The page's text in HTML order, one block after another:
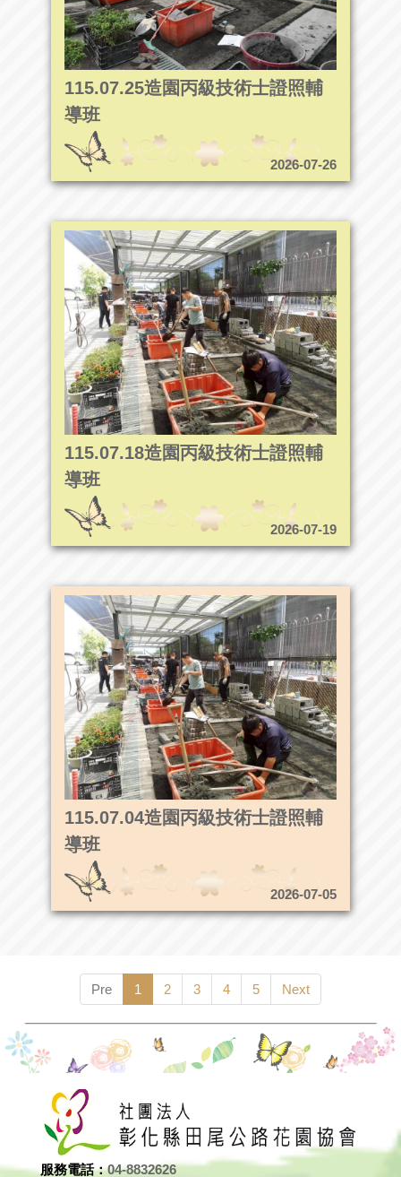
115.07.25造園丙級技術士證照輔
導班
2026-07-26
115.07.18造園丙級技術士證照輔
導班
2026-07-19
115.07.04造園丙級技術士證照輔
導班
2026-07-05
Pre 1 2 3 4 5 Next
服務電話：04-8832626